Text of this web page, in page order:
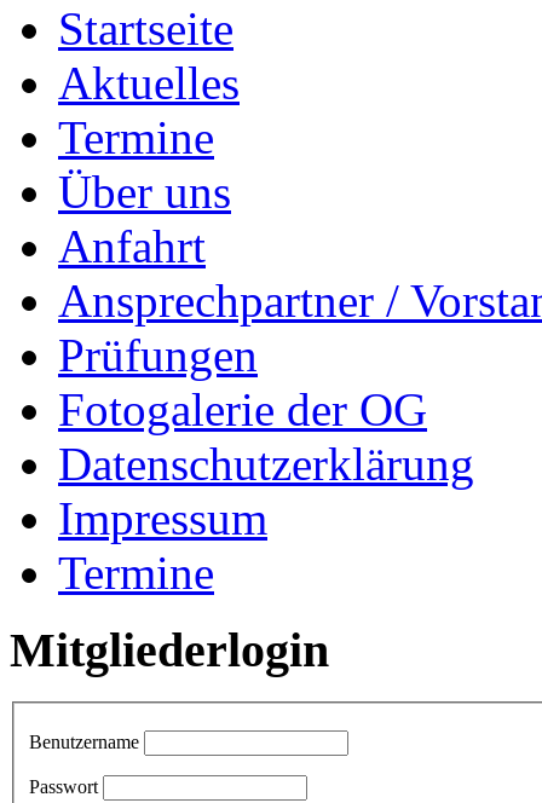
Startseite
Aktuelles
Termine
Über uns
Anfahrt
Ansprechpartner /
Prüfungen
Fotogalerie der OG
Datenschutzerklärung
Impressum
Termine
Mitgliederlogin
Benutzername
Passwort